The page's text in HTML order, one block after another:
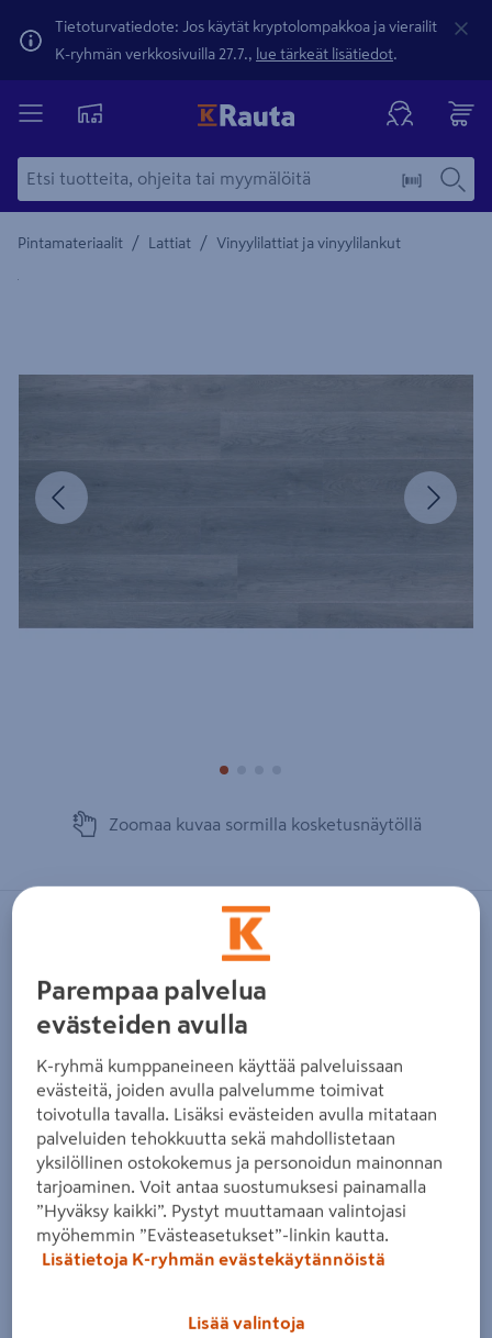
Tietoturvatiedote: Jos käytät kryptolompakkoa ja vierailit
K-ryhmän verkkosivuilla 27.7., lue tärkeät lisätiedot.
Pintamateriaalit / Lattiat / Vinyylilattiat ja vinyylilankut
Yksityiskohtainen kuvaus löytyy Tuotteen kuvaus -
Edellinen
Zoomaa kuvaa sormilla kosketusnäytöllä
2,348m²
Tuotenumero: 502125035 EAN-koodi
5.0 1 arvostelu
Vinyylilankku Ivalo Oat on elegantti, luonnollisen ruskean
sävyinen lattia. Vinyylilankun käyttöluokka on 33. Tuotteen
mitat ovat 0,5 cm x 17,6 cm x 121,3 cm.
integroitu alusmateriaali
viisteet 4 sivulla
Parempaa palvelua
evästeiden avulla
K-ryhmä kumppaneineen käyttää palveluissaan
evästeitä, joiden avulla palvelumme toimivat
toivotulla tavalla. Lisäksi evästeiden avulla mitataan
palveluiden tehokkuutta sekä mahdollistetaan
yksilöllinen ostokokemus ja personoidun mainonnan
tarjoaminen. Voit antaa suostumuksesi painamalla
”Hyväksy kaikki”. Pystyt muuttamaan valintojasi
myöhemmin ”Evästeasetukset”-linkin kautta.
Lisätietoja K-ryhmän evästekäytännöistä
Lisää valintoja